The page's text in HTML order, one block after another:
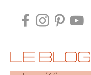
Le Blog